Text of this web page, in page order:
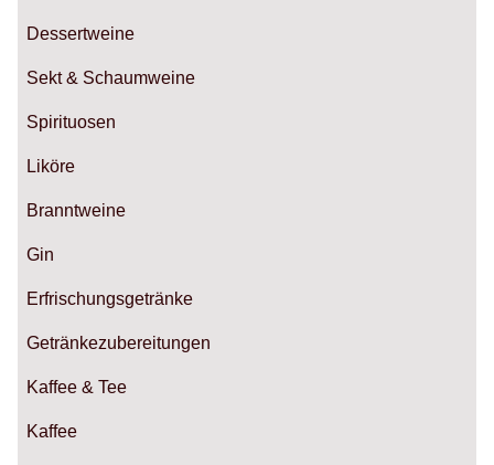
Dessertweine
Sekt & Schaumweine
Spirituosen
Liköre
Branntweine
Gin
Erfrischungsgetränke
Getränkezubereitungen
Kaffee & Tee
Kaffee